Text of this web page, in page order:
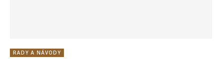
RADY A NÁVODY